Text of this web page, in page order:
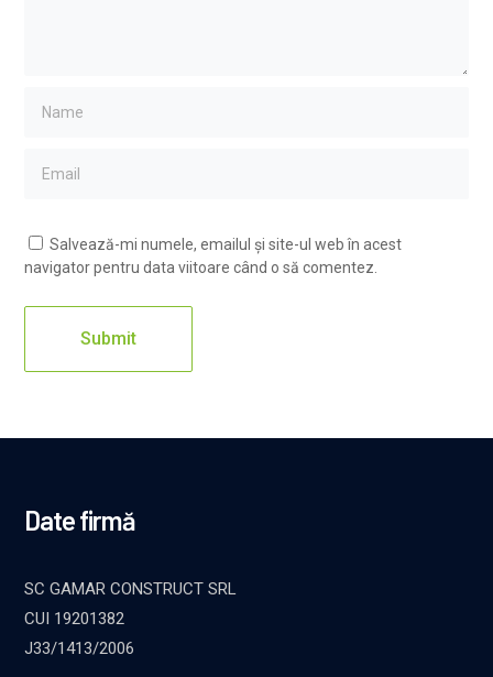
Salvează-mi numele, emailul și site-ul web în acest
navigator pentru data viitoare când o să comentez.
Date firmă
SC GAMAR CONSTRUCT SRL
CUI 19201382
J33/1413/2006